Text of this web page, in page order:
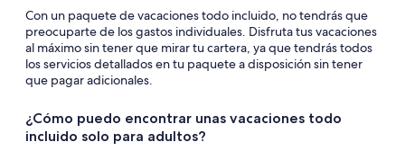
Con un paquete de vacaciones todo incluido, no tendrás que
preocuparte de los gastos individuales. Disfruta tus vacaciones
al máximo sin tener que mirar tu cartera, ya que tendrás todos
los servicios detallados en tu paquete a disposición sin tener
que pagar adicionales.
¿Cómo puedo encontrar unas vacaciones todo
incluido solo para adultos?